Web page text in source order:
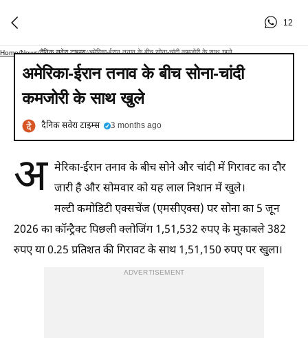
12
Home/News/दैनिक सवेरा टाइम्स/अमेरिका-ईरान तनाव के बीच सोना-चांदी कमजोरी के साथ खुले
अमेरिका-ईरान तनाव के बीच सोना-चांदी
कमजोरी के साथ खुले
दैनिक सवेरा टाइम्स 3 months ago
अ मेरिका-ईरान तनाव के बीच सोने और चांदी में गिरावट का दौर
जारी है और सोमवार को यह लाल निशान में खुले।
मल्टी कमोडिटी एक्सचेंज (एमसीएक्स) पर सोना का 5 जून
2026 का कॉन्ट्रैक्ट पिछली क्लोजिंग 1,51,532 रुपए के मुकाबले 382
रुपए या 0.25 प्रतिशत की गिरावट के साथ 1,51,150 रुपए पर खुला।
ADVERTISEMENT